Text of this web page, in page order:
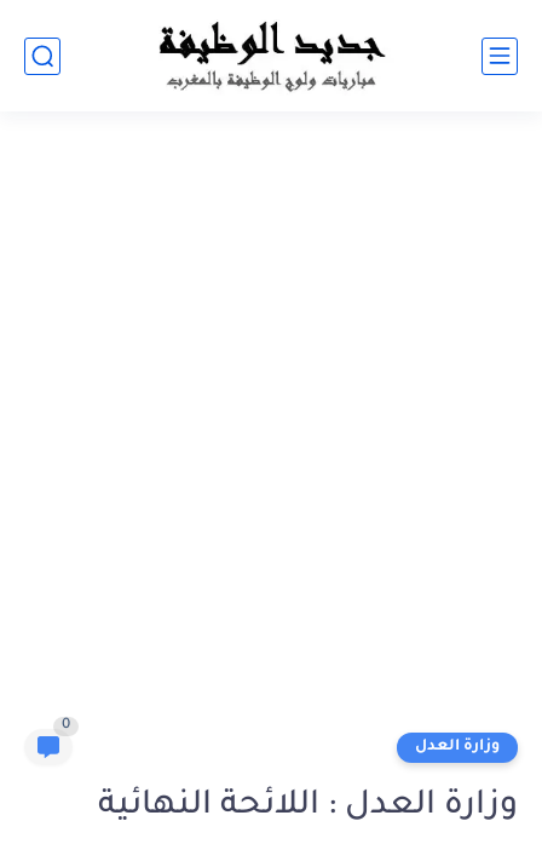
وزارة العدل
0
وزارة العدل : اللائحة النهائية